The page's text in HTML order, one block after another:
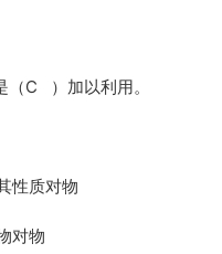
（C ）加以利用。
性质对物
对物